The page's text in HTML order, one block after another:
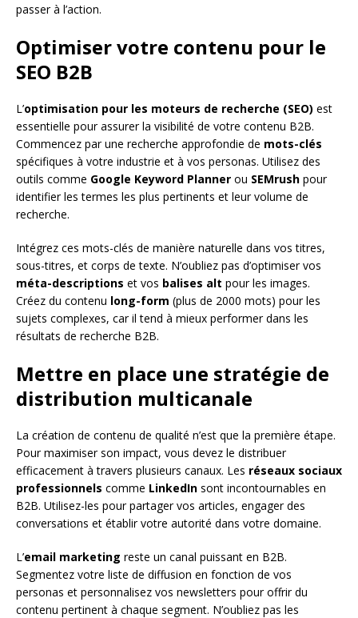
passer à l’action.
Optimiser votre contenu pour le
SEO B2B
L’optimisation pour les moteurs de recherche (SEO) est
essentielle pour assurer la visibilité de votre contenu B2B.
Commencez par une recherche approfondie de mots-clés
spécifiques à votre industrie et à vos personas. Utilisez des
outils comme Google Keyword Planner ou SEMrush pour
identifier les termes les plus pertinents et leur volume de
recherche.
Intégrez ces mots-clés de manière naturelle dans vos titres,
sous-titres, et corps de texte. N’oubliez pas d’optimiser vos
méta-descriptions et vos balises alt pour les images.
Créez du contenu long-form (plus de 2000 mots) pour les
sujets complexes, car il tend à mieux performer dans les
résultats de recherche B2B.
Mettre en place une stratégie de
distribution multicanale
La création de contenu de qualité n’est que la première étape.
Pour maximiser son impact, vous devez le distribuer
efficacement à travers plusieurs canaux. Les réseaux sociaux
professionnels comme LinkedIn sont incontournables en
B2B. Utilisez-les pour partager vos articles, engager des
conversations et établir votre autorité dans votre domaine.
L’email marketing reste un canal puissant en B2B.
Segmentez votre liste de diffusion en fonction de vos
personas et personnalisez vos newsletters pour offrir du
contenu pertinent à chaque segment. N’oubliez pas les